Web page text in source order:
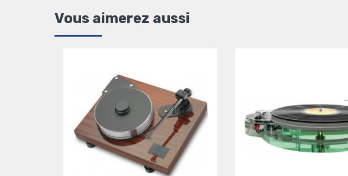
Vous aimerez aussi